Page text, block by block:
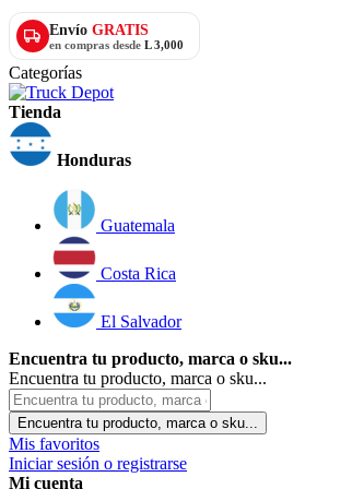
Envío GRATIS
en compras desde L 3,000
Categorías
Tienda
Honduras
Guatemala
Costa Rica
El Salvador
Encuentra tu producto, marca o sku...
Encuentra tu producto, marca o sku...
Encuentra tu producto, marca o sku...
Mis favoritos
Iniciar sesión o registrarse
Mi cuenta